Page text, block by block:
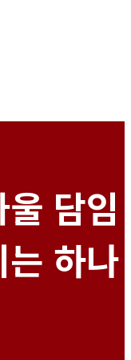
담임
하나